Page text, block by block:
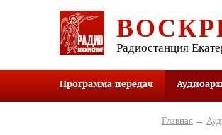
Радиостанция
Программа передач
Главная→